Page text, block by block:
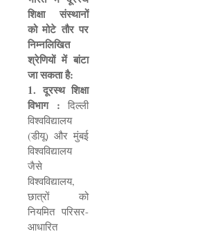
शिक्षा संस्थानों
को मोटे तौर पर
निम्नलिखित
श्रेणियों में बांटा
जा सकता है:
1. दूरस्थ शिक्षा
विभाग : दिल्ली
विश्वविद्यालय
(डीयू) और मुंबई
विश्वविद्यालय
जैसे
विश्वविद्यालय,
छात्रों को
नियमित परिसर-
आधारित